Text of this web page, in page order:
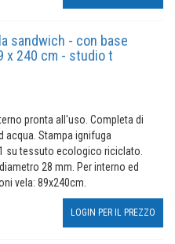
sandwich - con base
x 240 cm - studio t
pronta all'uso. Completa di
acqua. Stampa ignifuga
su tessuto ecologico riciclato.
28 mm. Per interno ed
vela: 89x240cm.
LOGIN PER IL PREZZO